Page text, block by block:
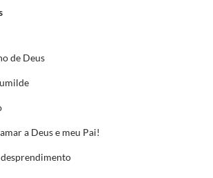
de Deus
a Deus e meu Pai!